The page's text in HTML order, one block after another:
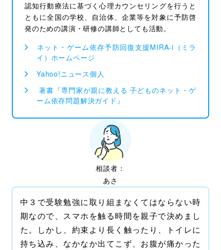
認知行動療法に基づく心理カウンセリングを行うと
ともに全国の学校、自治体、企業等を対象に予防啓
発のための講演・研修の講師としても活動。
ネット・ゲーム依存予防回復支援MIRA-i（ミラ
イ）ホームページ
Yahoo!ニュース個人
著書『専門家が親に教える 子どものネット・ゲ
ーム依存問題解決ガイド』
相談者：
あさ
中３で受験勉強に取り組まなくてはならない時
期なので、スマホを触る時間を親子で決めまし
た。しかし、約束より長く触ったり、トイレに
持ち込み、なかなか出てこず、お腹が痛かった